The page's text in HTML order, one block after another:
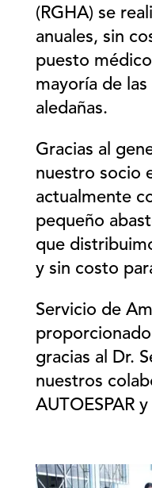
(RGHA) se
anuales, sin
puesto
mayoría de
aledañas.
Gracias al
nuestro socio
actualmente
pequeño
que
y sin costo
Servicio de
gracias al Dr.
nuestros
AUTOESPAR